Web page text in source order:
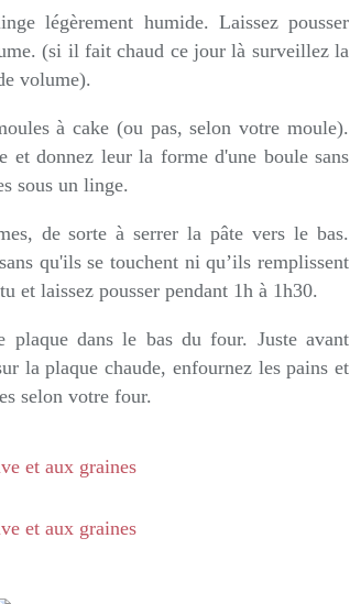
légèrement humide. Laissez pousser
(si il fait chaud ce jour là surveillez la
volume).
à cake (ou pas, selon votre moule).
et donnez leur la forme d'une boule sans
sous un linge.
de sorte à serrer la pâte vers le bas.
qu'ils se touchent ni qu’ils remplissent
et laissez pousser pendant 1h à 1h30.
dans le bas du four. Juste avant
la plaque chaude, enfournez les pains et
selon votre four.